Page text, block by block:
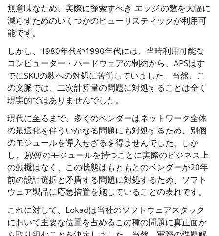
無意味なため、実際に探索すべき エッジの数を大幅に
減らすためのいくつかのヒューリスティックが利用可
能です。
しかし、1980年代や1990年代には、当時利用可能な
コンピューター・ハードウェアの制約から、APSはす
でにSKUの数への対処に苦労していました。当然、こ
の文脈では、二次計算量の問題に対処することは全く
現実的ではありませんでした。
現代に至るまで、多くのベンダーはネットワーク全体
の最適化を伴ういかなる問題にも対処するため、別個
のモジュールを導入せざるを得ませんでした。しか
し、 別個のモジュールを持つことに実際のビジネス上
の動機はなく、この状態はもともとのベンダーが20年
前の設計選択と矛盾する問題に対処するため、ソフト
ウェア製品に応急措置を施していることの表れです。
これに対して、Lokadは当社のソフトウェアスタック
において主要な位置を占めるこの種の問題に真正面か